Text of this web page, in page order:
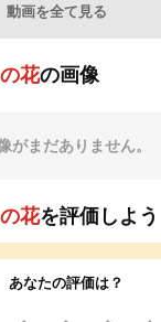
動画を全て見る
花の画像
がまだありません。
花を評価しよう
あなたの評価は？